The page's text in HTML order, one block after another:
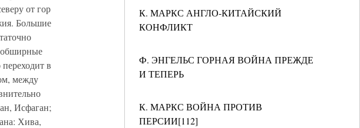
К. МАРКС АНГЛО-КИТАЙСКИЙ
КОНФЛИКТ
Ф. ЭНГЕЛЬС ГОРНАЯ ВОЙНА ПРЕЖДЕ
И ТЕПЕРЬ
К. МАРКС ВОЙНА ПРОТИВ
ПЕРСИИ[112]
от гор
Большие
обширные
в
между
Исфаган;
Хива,